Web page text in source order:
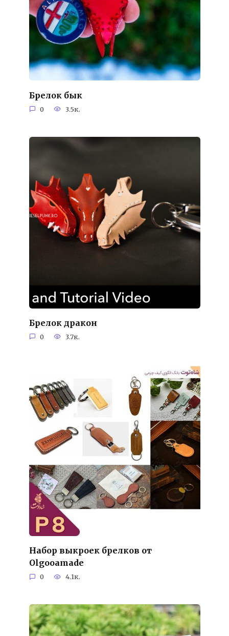
Брелок бык
0 3.5к.
Брелок дракон
0 3.7к.
Набор выкроек брелков от
Olgooamade
0 4.1к.